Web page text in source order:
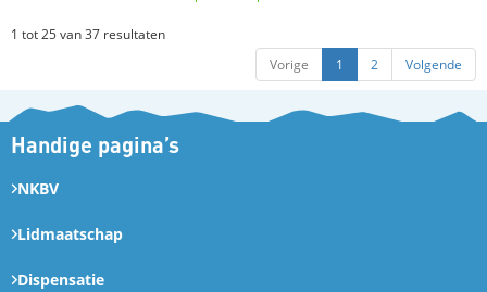
1 tot 25 van 37 resultaten
Vorige
1 2 Volgende
Handige pagina’s
NKBV
Lidmaatschap
Dispensatie